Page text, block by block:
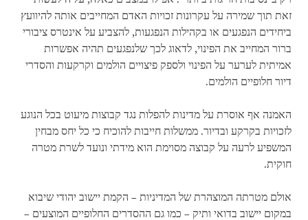
זאת תוך שמירה על עקרונות זכויות האדם המחייבים אותה להיוועץ
ביחידים הנפגעים או בקהילות הנפגעות, להצביע על אינטרס ציבורי
ברור המחייב את הפינוי, לדאוג לכך שלנפגעים תהיה אפשרות
אמיתית לערער על הפינוי ולספק פיצויים הולמים וקרקעות והסדרי
דיור חלופיים הולמים.
האמנה אף אוסרת על מדינות להפלות נגד קבוצות מיעוט בכל הנוגע
לזכויות בקרקע ובדיור. ממשלות חייבות להוכיח כי כל יחס מבחין
המשפיע לרעה על קבוצה מסוימת הוא מידתי ונועד לשרת מטרה
חוקית.
אולם מטרתה המוצהרת של המדיניות – הקמת יישוב יהודי שיבוא
במקום יישוב בדואי ותיק – כמו גם ההסדרים החלופיים המוצעים –